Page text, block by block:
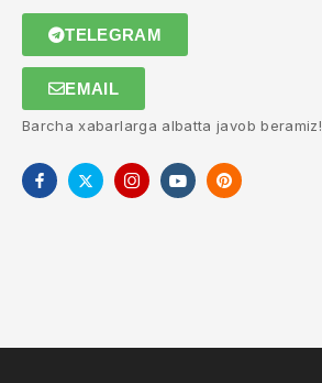
TELEGRAM
EMAIL
Barcha xabarlarga albatta javob beramiz!